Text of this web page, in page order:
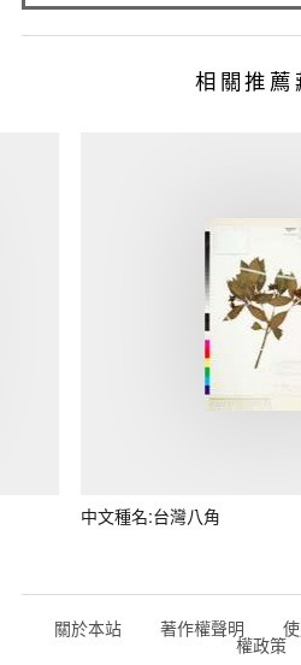
相關推薦
中文種名:台灣八角
關於本站 著作權聲明
權政策